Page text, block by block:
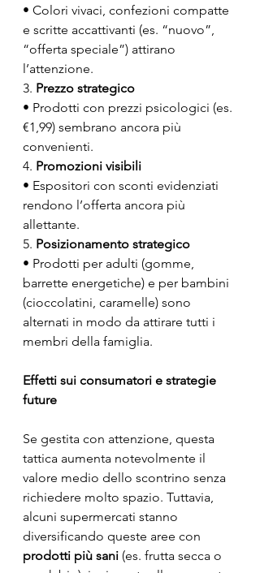
• Colori vivaci, confezioni compatte
e scritte accattivanti (es. “nuovo”,
“offerta speciale”) attirano
l’attenzione.
3. Prezzo strategico
• Prodotti con prezzi psicologici (es.
€1,99) sembrano ancora più
convenienti.
4. Promozioni visibili
• Espositori con sconti evidenziati
rendono l’offerta ancora più
allettante.
5. Posizionamento strategico
• Prodotti per adulti (gomme,
barrette energetiche) e per bambini
(cioccolatini, caramelle) sono
alternati in modo da attirare tutti i
membri della famiglia.
Effetti sui consumatori e strategie
future
Se gestita con attenzione, questa
tattica aumenta notevolmente il
valore medio dello scontrino senza
richiedere molto spazio. Tuttavia,
alcuni supermercati stanno
diversificando queste aree con
prodotti più sani (es. frutta secca o